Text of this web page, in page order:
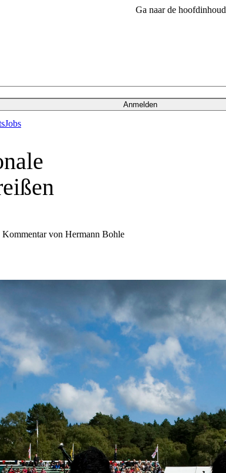
Ga naar de hoofdinhoud
Anmelden
Jobs
von Hermann Bohle